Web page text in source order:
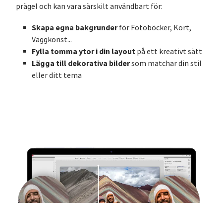
prägel och kan vara särskilt användbart för:
Skapa egna bakgrunderför Fotoböcker, Kort,
Väggkonst...
Fylla tomma ytor i din layout på ett kreativt sätt
Lägga till dekorativa bildersom matchar din stil
eller ditt tema